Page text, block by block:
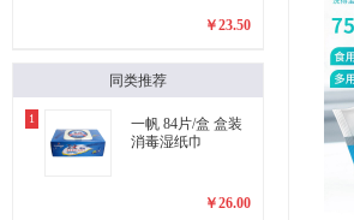
￥23.50
同类推荐
1
一帆 84片/盒 盒装
消毒湿纸巾
￥26.00